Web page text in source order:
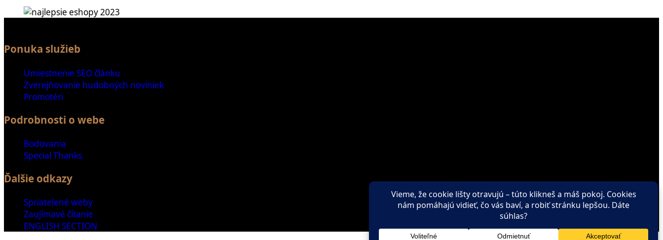
Ponuka služieb
Umiestnenie SEO článku
Zverejňovanie hudobných noviniek
Promotéri
Podrobnosti o webe
Bodovania
Special Thanks
Ďalšie odkazy
Spriatelené weby
Zaujímavé čítanie
ENGLISH SECTION